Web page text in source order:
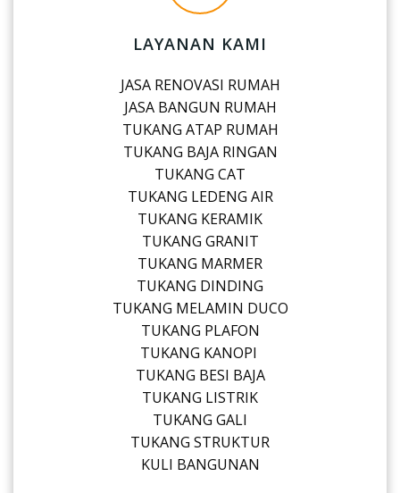
LAYANAN KAMI
JASA RENOVASI RUMAH
JASA BANGUN RUMAH
TUKANG ATAP RUMAH
TUKANG BAJA RINGAN
TUKANG CAT
TUKANG LEDENG AIR
TUKANG KERAMIK
TUKANG GRANIT
TUKANG MARMER
TUKANG DINDING
TUKANG MELAMIN DUCO
TUKANG PLAFON
TUKANG KANOPI
TUKANG BESI BAJA
TUKANG LISTRIK
TUKANG GALI
TUKANG STRUKTUR
KULI BANGUNAN